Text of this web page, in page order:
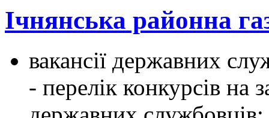
Ічнянська районна
вакансії державних
- перелік конкурсів на